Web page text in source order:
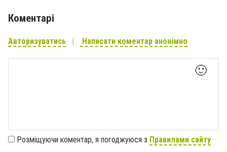
Коментарі
Авторизуватись Написати коментар анонімно
🙂
Розміщуючи коментар, я погоджуюся з Правилами сайту